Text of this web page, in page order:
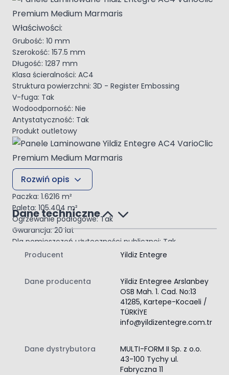
Właściwości:
Grubość: 10 mm
Szerokość: 157.5 mm
Długość: 1287 mm
Klasa ścieralności: AC4
Struktura powierzchni: 3D - Register Embossing
V-fuga: Tak
Wodoodporność: Nie
Antystatyczność: Tak
Produkt outletowy
Montaż:
System montażu: 2G
Paczka: 1.6216 m²
Paleta: 105.404 m²
Ogrzewanie podłogowe: Tak
Gwarancja: 20 lat
Dla pomieszczeń użyteczności publicznej: Tak
Układanie bez kleju: Tak
Kolekcja paneli laminowanich VarioClic Premium Medium
to odzwierciedlenie elegancji, klasy i wyczucia stylu, a to
wszystko dzięki wysokiej jakości wykonania i idealnie
odwzorowanym dekorom drewna zatopionym w
strukturze 3D. Podłoga stworzona do zadań specjalnych,
odporność na zarysowania i uderzenia idealnie sprawdzi
się zarówno w domu, jak i przestrzeniach publicznych.
Dzięki wysokiemu poziomowi redukcji dźwięków podłoga
Rozwiń opis
Dane techniczne
Producent Yildiz Entegre
Dane producenta
Yildiz Entegree Arslanbey
OSB Mah. 1. Cad. No:13
41285, Kartepe-Kocaeli /
TÜRKİYE
info@yildizentegre.com.tr
Dane dystrybutora
MULTI-FORM II Sp. z o.o.
43-100 Tychy ul.
Fabryczna 11